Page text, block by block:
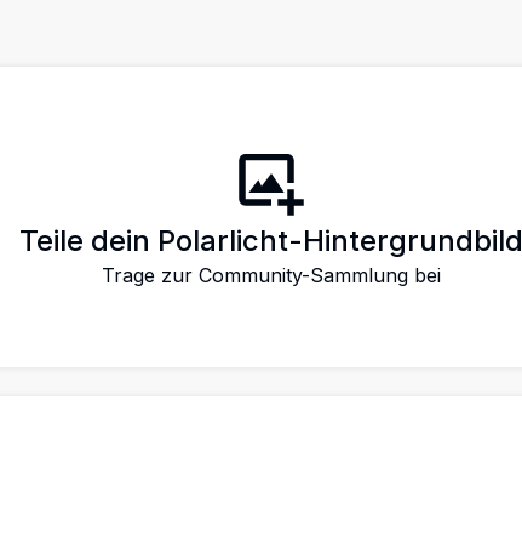
Teile dein Polarlicht-Hintergrundbild
Trage zur Community-Sammlung bei